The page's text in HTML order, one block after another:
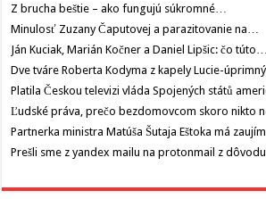
Z brucha beštie – ako fungujú súkromné…
Minulosť Zuzany Čaputovej a parazitovanie na…
Ján Kuciak, Marián Kočner a Daniel Lipšic: čo túto…
Dve tváre Roberta Kodyma z kapely Lucie-
Platila Českou televizi vláda Spojených států
Ľudské práva, prečo bezdomovcom skoro nikto
Partnerka ministra Matúša Šutaja Eštoka má
Prešli sme z yandex mailu na protonmail z